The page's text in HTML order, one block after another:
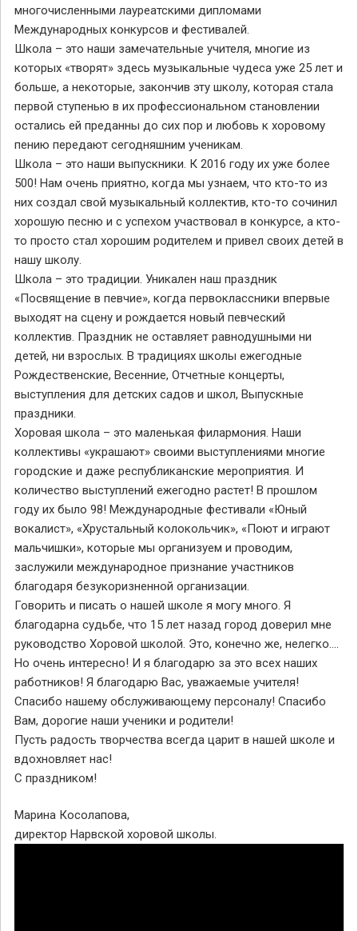
многочисленными лауреатскими дипломами
Международных конкурсов и фестивалей.
Школа – это наши замечательные учителя, многие из
которых «творят» здесь музыкальные чудеса уже 25 лет и
больше, а некоторые, закончив эту школу, которая стала
первой ступенью в их профессиональном становлении
остались ей преданны до сих пор и любовь к хоровому
пению передают сегодняшним ученикам.
Школа – это наши выпускники. К 2016 году их уже более
500! Нам очень приятно, когда мы узнаем, что кто-то из
них создал свой музыкальный коллектив, кто-то сочинил
хорошую песню и с успехом участвовал в конкурсе, а кто-
то просто стал хорошим родителем и привел своих детей в
нашу школу.
Школа – это традиции. Уникален наш праздник
«Посвящение в певчие», когда первоклассники впервые
выходят на сцену и рождается новый певческий
коллектив. Праздник не оставляет равнодушными ни
детей, ни взрослых. В традициях школы ежегодные
Рождественские, Весенние, Отчетные концерты,
выступления для детских садов и школ, Выпускные
праздники.
Хоровая школа – это маленькая филармония. Наши
коллективы «украшают» своими выступлениями многие
городские и даже республиканские мероприятия. И
количество выступлений ежегодно растет! В прошлом
году их было 98! Международные фестивали «Юный
вокалист», «Хрустальный колокольчик», «Поют и играют
мальчишки», которые мы организуем и проводим,
заслужили международное признание участников
благодаря безукоризненной организации.
Говорить и писать о нашей школе я могу много. Я
благодарна судьбе, что 15 лет назад город доверил мне
руководство Хоровой школой. Это, конечно же, нелегко….
Но очень интересно! И я благодарю за это всех наших
работников! Я благодарю Вас, уважаемые учителя!
Спасибо нашему обслуживающему персоналу! Спасибо
Вам, дорогие наши ученики и родители!
Пусть радость творчества всегда царит в нашей школе и
вдохновляет нас!
С праздником!
Марина Косолапова,
директор Нарвской хоровой школы.